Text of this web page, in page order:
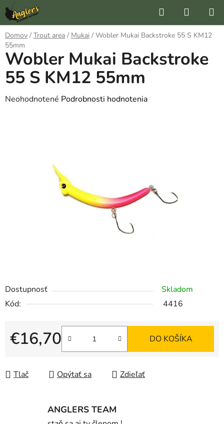
Prejsť
na
obsah
Hľadať
KOŠÍK
Domov / Trout area / Mukai / Wobler Mukai Backstroke 55 S KM12
55mm
Dostupnosť
Skladom
Kód:
4416
€16,70
Jednotková cena:
DO KOŠÍKA
Tlač Opýtať sa Zdieľať
Wobler Mukai Backstroke
55 S KM12 55mm
Priemerné
Neohodnotené Podrobnosti hodnotenia
ANGLERS TEAM